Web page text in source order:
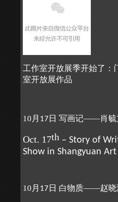
工作室开放展季开始了：
室开放展作品
10月 17 日 写画记——肖毓
Oct. 17th – Story of
Show in Shangyuan
10月 17 日 白物质——赵晓